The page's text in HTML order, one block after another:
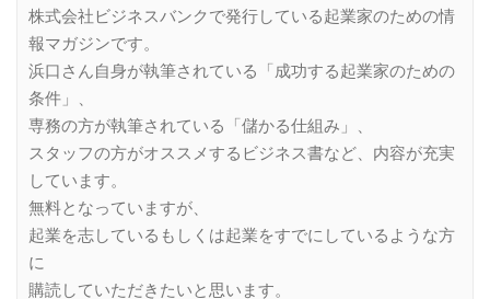
株式会社ビジネスバンクで発行している起業家のための情
報マガジンです。
浜口さん自身が執筆されている「成功する起業家のための
条件」、
専務の方が執筆されている「儲かる仕組み」、
スタッフの方がオススメするビジネス書など、内容が充実
しています。
無料となっていますが、
起業を志しているもしくは起業をすでにしているような方
に
購読していただきたいと思います。